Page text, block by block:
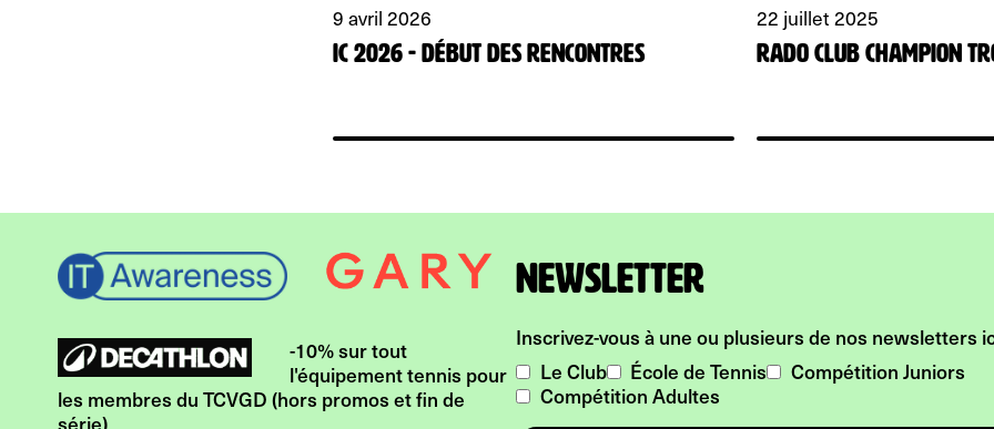
9 avril 2026
IC 2026 - début des rencontres
22 juillet 2025
Rado Club Champion
-10% sur tout
l'équipement tennis pour
les membres du TCVGD (hors promos et fin de
Newsletter
Inscrivez-vous à une ou plusieurs de nos newsletters
Le Club
École de Tennis
Compétition Juniors
Compétition Adultes